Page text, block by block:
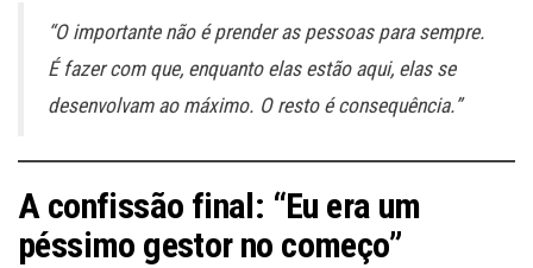
“O importante não é prender as pessoas para sempre.
É fazer com que, enquanto elas estão aqui, elas se
desenvolvam ao máximo. O resto é consequência.”
A confissão final: “Eu era um
péssimo gestor no começo”